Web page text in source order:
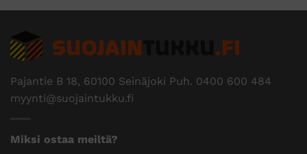
Pajantie B 18, 60100 Seinäjoki Puh. 0400 600 484
myynti@suojaintukku.fi
Miksi ostaa meiltä?